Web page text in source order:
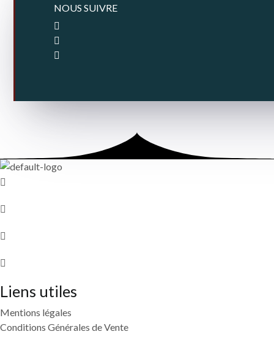
NOUS SUIVRE
Liens utiles
Mentions légales
Conditions Générales de Vente